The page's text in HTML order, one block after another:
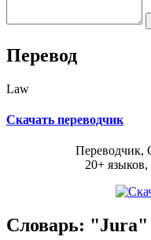
Перевод
Law
Скачать переводчик
Переводчик,
20+
Словарь: "Jura"